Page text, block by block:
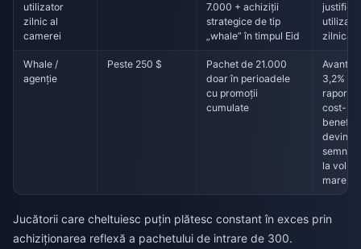
utilizator
zilnic al
camerei
7.000 + achiziții
strategice de tip
„whale” în timpul Eid
zilnică
Whale /
agenție
Peste 250 $
Pachet de 21.000
doar în perioadele
cu promoții
cumulate
3,2% al
cost-
devine
la volum
mare
Jucătorii care cheltuiesc puțin plătesc constant în exces prin
achiziționarea reflexă a pachetului de intrare de 300.